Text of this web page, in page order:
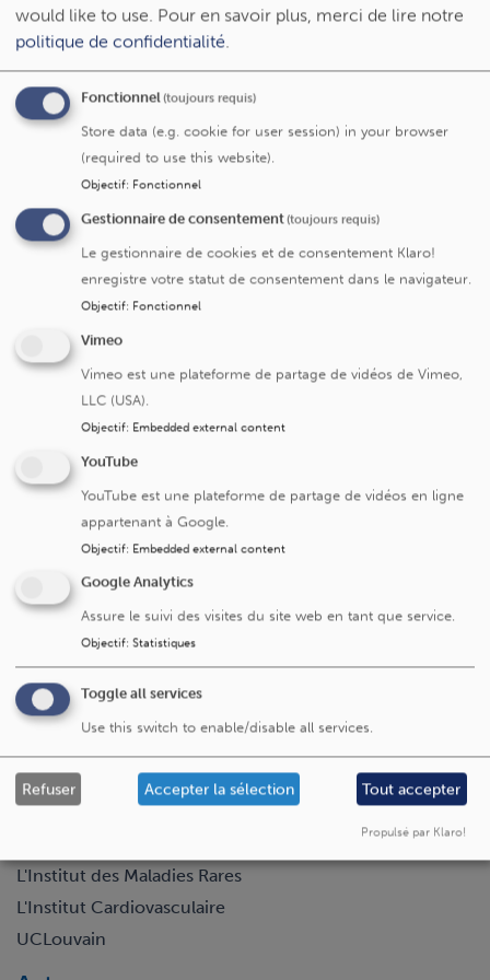
Bientôt parents : une formation pour préparer
sereinement l'arrivée de votre bébé
Un été sans risques infectiologiques : les conseils
de nos experts dans un podcast
Le suivi de grossesse désormais possible à
Schaerbeek (quartier Diamant)
Quand la thérapie ne porte pas de blouse
Première en Europe : opération inédite pour
l’épilepsie réfractaire
L’UCLouvain Lymphatic Center reconnu comme
centre d'excellence international
Cliniques universitaires Saint-Luc
Avenue Hippocrate 10
1200 Bruxelles
+32 2 764 11 11
Fax. +32 2 764 37 03
Visitez aussi
La Fondation Saint-Luc
L'Institut des Maladies Rares
L'Institut Cardiovasculaire
UCLouvain
would like to use. Pour en savoir plus, merci de lire notre
politique de confidentialité.
Fonctionnel(toujours requis)
Store data (e.g. cookie for user session) in your browser
(required to use this website).
Objectif: Fonctionnel
Gestionnaire de consentement(toujours requis)
Le gestionnaire de cookies et de consentement Klaro!
enregistre votre statut de consentement dans le navigateur.
Objectif: Fonctionnel
Vimeo
Vimeo est une plateforme de partage de vidéos de Vimeo,
LLC (USA).
Objectif: Embedded external content
YouTube
YouTube est une plateforme de partage de vidéos en ligne
appartenant à Google.
Objectif: Embedded external content
Google Analytics
Assure le suivi des visites du site web en tant que service.
Objectif: Statistiques
Toggle all services
Use this switch to enable/disable all services.
Refuser Accepter la sélection Tout accepter
Propulsé par Klaro!